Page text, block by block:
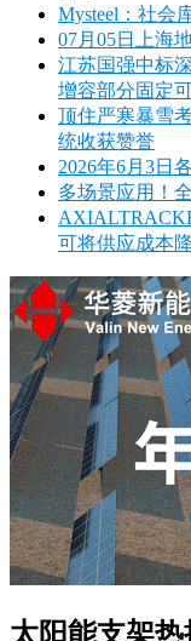
Mysteel：社会
07月05日上海
江苏国强中标
增容部分固定
顶住严寒暴雪
统收获赞誉
2026年6月3日
多场景应用！
可将供应成本
太阳能支架热